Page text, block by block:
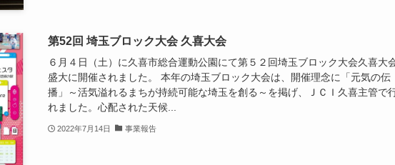
第52回 埼玉ブロック大会 久喜大会
６月４日（土）に久喜市総合運動公園にて第５２回埼玉ブロック大会久喜大
盛大に開催されました。 本年の埼玉ブロック大会は、開催理念に「元気の伝
播」～活気溢れるまちが持続可能な埼玉を創る～を掲げ、ＪＣＩ久喜主管で
れました。心配された天候...
2022年7月14日 事業報告